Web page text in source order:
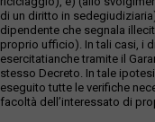
di un diritto in
dipendente che segnala
proprio ufficio). In tali casi, i
esercitatianche tramite il
stesso Decreto. In tale
eseguito tutte le verifiche
facoltà dell’interessato di